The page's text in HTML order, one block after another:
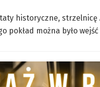
historyczne,
pokład można było